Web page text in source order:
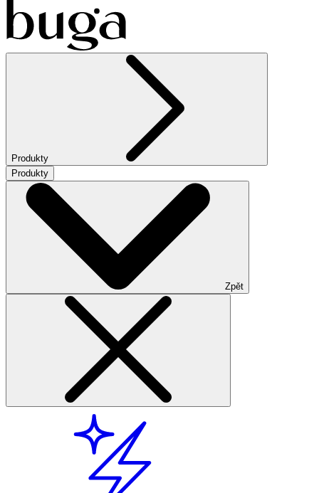
Produkty
Produkty
Zpět